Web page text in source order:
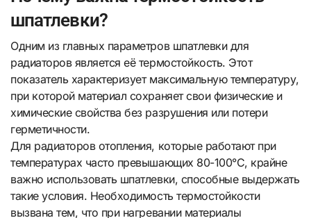
шпатлевки?
Одним из главных параметров шпатлевки для
радиаторов является её термостойкость. Этот
показатель характеризует максимальную температуру,
при которой материал сохраняет свои физические и
химические свойства без разрушения или потери
герметичности.
Для радиаторов отопления, которые работают при
температурах часто превышающих 80-100°C, крайне
важно использовать шпатлевки, способные выдержать
такие условия. Необходимость термостойкости
вызвана тем, что при нагревании материалы